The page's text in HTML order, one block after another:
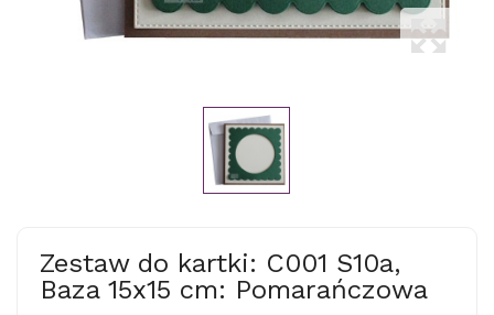
Zestaw do kartki: C001 S10a,
Baza 15x15 cm: Pomarańczowa